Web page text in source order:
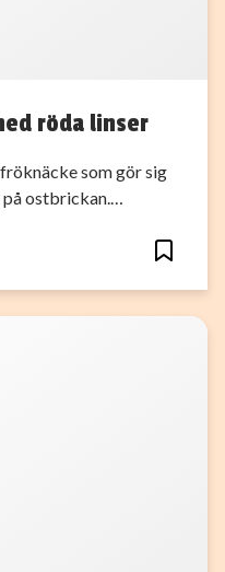
röda linser
som gör sig
ostbrickan.…